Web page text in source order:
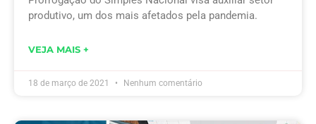
produtivo, um dos mais afetados pela pandemia.
VEJA MAIS +
18 de março de 2021 Nenhum comentário